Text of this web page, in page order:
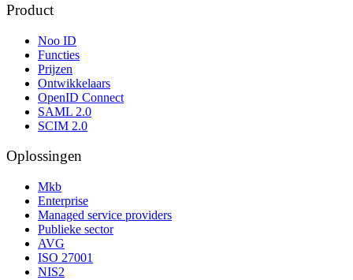
Product
Noo ID
Functies
Prijzen
Ontwikkelaars
OpenID Connect
SAML 2.0
SCIM 2.0
Oplossingen
Mkb
Enterprise
Managed service providers
Publieke sector
AVG
ISO 27001
NIS2